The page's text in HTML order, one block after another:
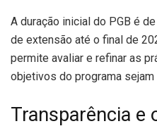
A duração inicial do PGB é
de extensão até o final de
permite avaliar e refinar as
objetivos do programa
Transparência e